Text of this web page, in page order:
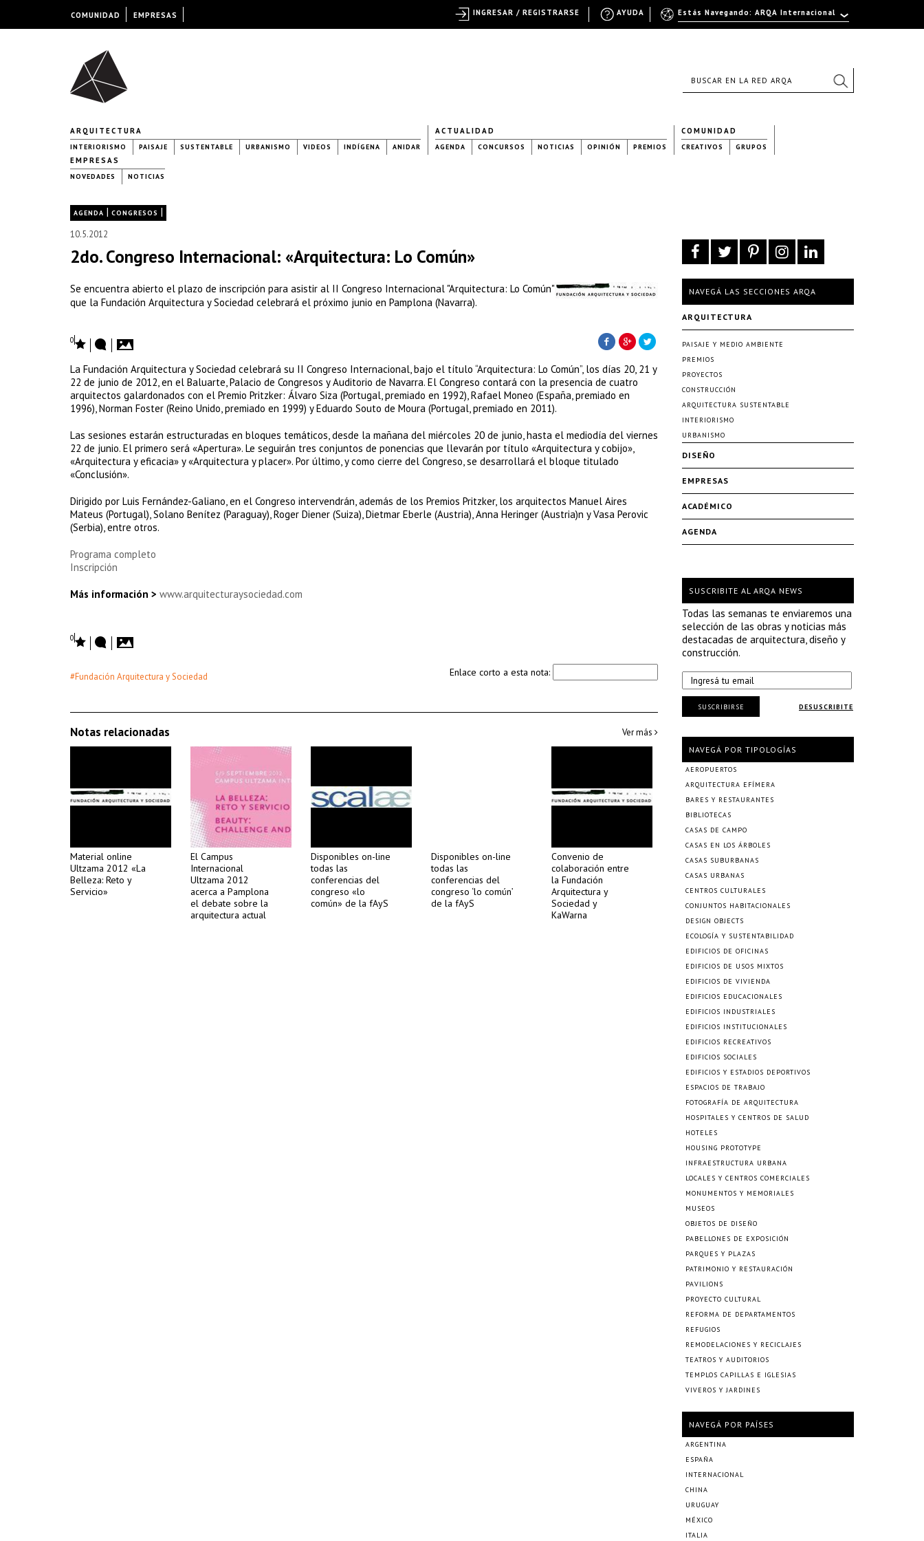
ARQUITECTURA
INTERIORISMO PAISAJE SUSTENTABLE URBANISMO VIDEOS INDÍGENA ANIDAR
ACTUALIDAD
AGENDA CONCURSOS NOTICIAS OPINIÓN PREMIOS
COMUNIDAD
CREATIVOS GRUPOS
EMPRESAS
NOVEDADES NOTICIAS
AGENDA | CONGRESOS |
10.5.2012
2do. Congreso Internacional: «Arquitectura: Lo Común»
Se encuentra abierto el plazo de inscripción para asistir al II Congreso Internacional "Arquitectura: Lo Común"
que la Fundación Arquitectura y Sociedad celebrará el próximo junio en Pamplona (Navarra).
0
La Fundación Arquitectura y Sociedad celebrará su II Congreso Internacional, bajo el título “Arquitectura: Lo Común”, los días 20, 21 y
22 de junio de 2012, en el Baluarte, Palacio de Congresos y Auditorio de Navarra. El Congreso contará con la presencia de cuatro
arquitectos galardonados con el Premio Pritzker: Álvaro Siza (Portugal, premiado en 1992), Rafael Moneo (España, premiado en
1996), Norman Foster (Reino Unido, premiado en 1999) y Eduardo Souto de Moura (Portugal, premiado en 2011).
Las sesiones estarán estructuradas en bloques temáticos, desde la mañana del miércoles 20 de junio, hasta el mediodía del viernes
22 de junio. El primero será «Apertura». Le seguirán tres conjuntos de ponencias que llevarán por título «Arquitectura y cobijo»,
«Arquitectura y eficacia» y «Arquitectura y placer». Por último, y como cierre del Congreso, se desarrollará el bloque titulado
«Conclusión».
Dirigido por Luis Fernández-Galiano, en el Congreso intervendrán, además de los Premios Pritzker, los arquitectos Manuel Aires
Mateus (Portugal), Solano Benítez (Paraguay), Roger Diener (Suiza), Dietmar Eberle (Austria), Anna Heringer (Austria)n y Vasa Perovic
(Serbia), entre otros.
Programa completo
Inscripción
Más información > www.arquitecturaysociedad.com
0
#Fundación Arquitectura y Sociedad Enlace corto a esta nota:
Notas relacionadas Ver más
Material online
Ultzama 2012 «La
Belleza: Reto y
Servicio»
El Campus
Internacional
Ultzama 2012
acerca a Pamplona
el debate sobre la
arquitectura actual
Disponibles on-line
todas las
conferencias del
congreso «lo
común» de la fAyS
Disponibles on-line
todas las
conferencias del
congreso ‘lo común’
de la fAyS
Convenio de
colaboración entre
la Fundación
Arquitectura y
Sociedad y
KaWarna
NAVEGÁ LAS SECCIONES ARQA
ARQUITECTURA
PAISAJE Y MEDIO AMBIENTE
PREMIOS
PROYECTOS
CONSTRUCCIÓN
ARQUITECTURA SUSTENTABLE
INTERIORISMO
URBANISMO
DISEÑO
EMPRESAS
ACADÉMICO
AGENDA
SUSCRIBITE AL ARQA NEWS
Todas las semanas te enviaremos una
selección de las obras y noticias más
destacadas de arquitectura, diseño y
construcción.
DESUSCRIBITE
SUSCRIBIRSE
NAVEGÁ POR TIPOLOGÍAS
AEROPUERTOS
ARQUITECTURA EFÍMERA
BARES Y RESTAURANTES
BIBLIOTECAS
CASAS DE CAMPO
CASAS EN LOS ÁRBOLES
CASAS SUBURBANAS
CASAS URBANAS
CENTROS CULTURALES
CONJUNTOS HABITACIONALES
DESIGN OBJECTS
ECOLOGÍA Y SUSTENTABILIDAD
EDIFICIOS DE OFICINAS
EDIFICIOS DE USOS MIXTOS
EDIFICIOS DE VIVIENDA
EDIFICIOS EDUCACIONALES
EDIFICIOS INDUSTRIALES
EDIFICIOS INSTITUCIONALES
EDIFICIOS RECREATIVOS
EDIFICIOS SOCIALES
EDIFICIOS Y ESTADIOS DEPORTIVOS
ESPACIOS DE TRABAJO
FOTOGRAFÍA DE ARQUITECTURA
HOSPITALES Y CENTROS DE SALUD
HOTELES
HOUSING PROTOTYPE
INFRAESTRUCTURA URBANA
LOCALES Y CENTROS COMERCIALES
MONUMENTOS Y MEMORIALES
MUSEOS
OBJETOS DE DISEÑO
PABELLONES DE EXPOSICIÓN
PARQUES Y PLAZAS
PATRIMONIO Y RESTAURACIÓN
PAVILIONS
PROYECTO CULTURAL
REFORMA DE DEPARTAMENTOS
REFUGIOS
REMODELACIONES Y RECICLAJES
TEATROS Y AUDITORIOS
TEMPLOS CAPILLAS E IGLESIAS
VIVEROS Y JARDINES
NAVEGÁ POR PAÍSES
ARGENTINA
ESPAÑA
INTERNACIONAL
CHINA
URUGUAY
MÉXICO
ITALIA
COMUNIDAD EMPRESAS Estás Navegando: ARQA Internacional
AYUDA
INGRESAR / REGISTRARSE